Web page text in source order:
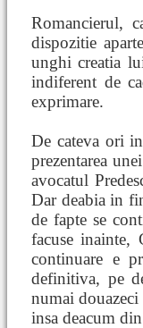
Romancierul,
dispozitie
unghi creatia
indiferent de
exprimare.
De cateva ori
prezentarea
avocatul
Dar deabia in
de fapte se
facuse inainte,
continuare e
definitiva, pe
numai douazeci
insa deacum